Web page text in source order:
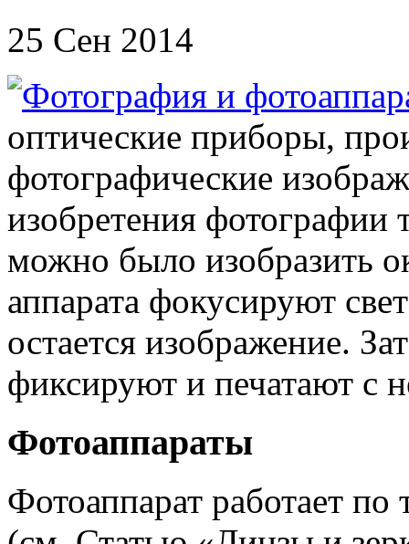
25 Сен 2014
оптические приборы,
фотографические
изобретения фотографии
можно было изобразить
аппарата фокусируют
остается изображение.
фиксируют и печатают с
Фотоаппараты
Фотоаппарат работает